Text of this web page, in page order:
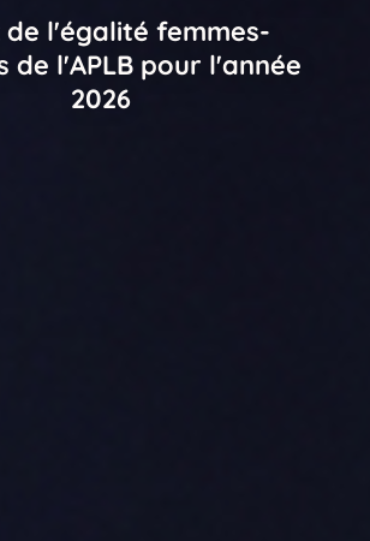
de l'égalité femmes-
de l'APLB pour l'année
2026